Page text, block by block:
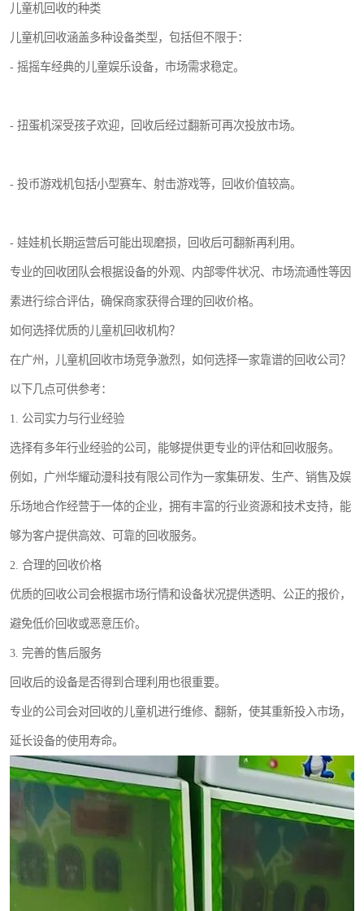
儿童机回收的种类
儿童机回收涵盖多种设备类型，包括但不限于：
- 摇摇车经典的儿童娱乐设备，市场需求稳定。
- 扭蛋机深受孩子欢迎，回收后经过翻新可再次投放市场。
- 投币游戏机包括小型赛车、射击游戏等，回收价值较高。
- 娃娃机长期运营后可能出现磨损，回收后可翻新再利用。
专业的回收团队会根据设备的外观、内部零件状况、市场流通性等因
素进行综合评估，确保商家获得合理的回收价格。
如何选择优质的儿童机回收机构？
在广州，儿童机回收市场竞争激烈，如何选择一家靠谱的回收公司？
以下几点可供参考：
1. 公司实力与行业经验
选择有多年行业经验的公司，能够提供更专业的评估和回收服务。
例如，广州华耀动漫科技有限公司作为一家集研发、生产、销售及娱
乐场地合作经营于一体的企业，拥有丰富的行业资源和技术支持，能
够为客户提供高效、可靠的回收服务。
2. 合理的回收价格
优质的回收公司会根据市场行情和设备状况提供透明、公正的报价，
避免低价回收或恶意压价。
3. 完善的售后服务
回收后的设备是否得到合理利用也很重要。
专业的公司会对回收的儿童机进行维修、翻新，使其重新投入市场，
延长设备的使用寿命。